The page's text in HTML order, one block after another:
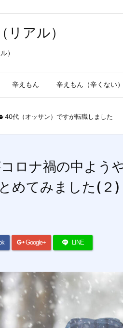
アル）
）
辛えもん 辛えもん（辛くない）
40代（オッサン）ですが転職しました
ロナ禍の中よう
めてみました(２)
Google+ LINE